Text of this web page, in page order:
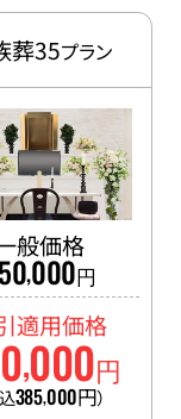
葬35プラン
般価格
,000円
適用価格
,000円
385,000円）